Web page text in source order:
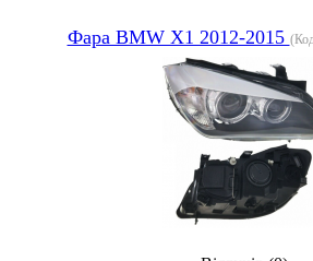
Фара BMW X1 2012-2015